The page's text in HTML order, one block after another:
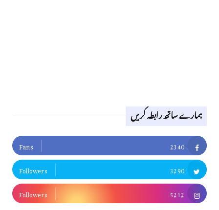
ہمارے ساتھ رابطہ کریں
2340
Fans
3290
Followers
5212
Followers